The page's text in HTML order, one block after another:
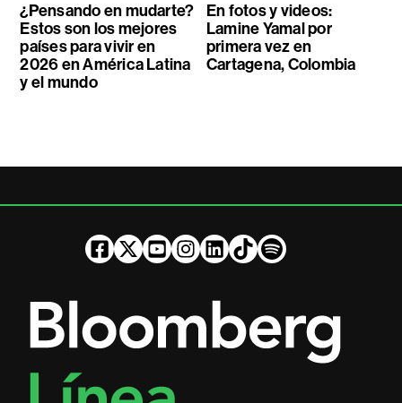
¿Pensando en mudarte?
Estos son los mejores
países para vivir en
2026 en América Latina
y el mundo
En fotos y videos:
Lamine Yamal por
primera vez en
Cartagena, Colombia